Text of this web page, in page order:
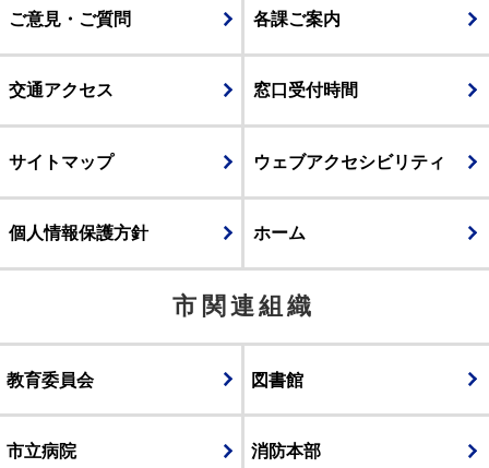
ご意見・ご質問 各課ご案内
交通アクセス 窓口受付時間
サイトマップ ウェブアクセシビリティ
個人情報保護方針 ホーム
市関連組織
教育委員会 図書館
市立病院 消防本部